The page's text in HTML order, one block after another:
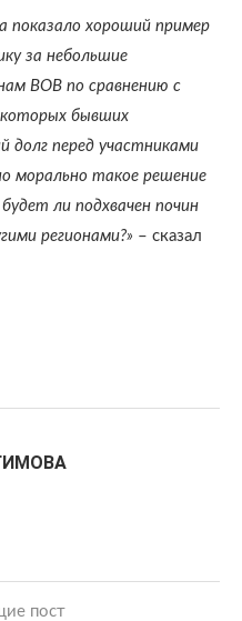
показало хороший пример
за небольшие
ВОВ по сравнению с
бывших
долг перед участниками
морально такое решение
ли подхвачен почин
регионами?» – сказал
пост